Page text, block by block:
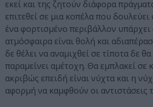
εκεί και της ζητούν διάφορα
επιτεθεί σε μια κοπέλα που
ένα φορτισμένο περιβάλλον
ατμόσφαιρα είναι θολή και
δε θέλει να αναμιχθεί σε τίποτα δε
παραμείνει αμέτοχη. Θα εμπλακεί σε
ακριβώς επειδή είναι νύχτα και η
αφορμή να καμφθούν οι αντιστάσεις